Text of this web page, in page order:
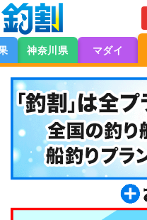
神奈川県 マダイ